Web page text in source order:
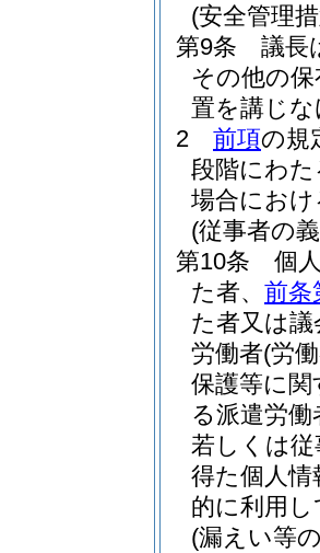
(安全管理
第9条
議長
その他の
置を講じ
2
前項の規
段階にわ
場合にお
(従事者の
第10条
個
た者、 前条
た者又は
労働者(労
保護等に関
る派遣労
若しくは
得た個人
的に利用
(漏えい等